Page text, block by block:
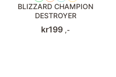
BLIZZARD CHAMPION
DESTROYER
kr199 ,-